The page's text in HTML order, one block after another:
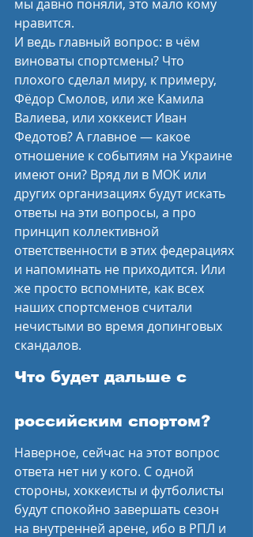
мы давно поняли, это мало кому
нравится.
И ведь главный вопрос: в чём
виноваты спортсмены? Что
плохого сделал миру, к примеру,
Фёдор Смолов, или же Камила
Валиева, или хоккеист Иван
Федотов? А главное — какое
отношение к событиям на Украине
имеют они? Вряд ли в МОК или
других организациях будут искать
ответы на эти вопросы, а про
принцип коллективной
ответственности в этих федерациях
и напоминать не приходится. Или
же просто вспомните, как всех
наших спортсменов считали
нечистыми во время допинговых
скандалов.
Что будет дальше с
российским спортом?
Наверное, сейчас на этот вопрос
ответа нет ни у кого. С одной
стороны, хоккеисты и футболисты
будут спокойно завершать сезон
на внутренней арене, ибо в РПЛ и